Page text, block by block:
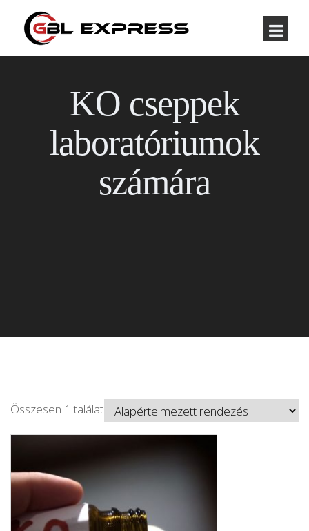
KO cseppek
laboratóriumok
számára
Összesen 1 találat